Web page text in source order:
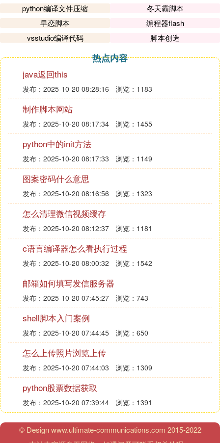
python编译文件压缩
冬天霸脚本
早恋脚本
编程器flash
vsstudio编译代码
脚本创造
热点内容
java返回this
发布：2025-10-20 08:28:16 浏览：1183
制作脚本网站
发布：2025-10-20 08:17:34 浏览：1455
python中的init方法
发布：2025-10-20 08:17:33 浏览：1149
图案密码什么意思
发布：2025-10-20 08:16:56 浏览：1323
怎么清理微信视频缓存
发布：2025-10-20 08:12:37 浏览：1181
c语言编译器怎么看执行过程
发布：2025-10-20 08:00:32 浏览：1542
邮箱如何填写发信服务器
发布：2025-10-20 07:45:27 浏览：743
shell脚本入门案例
发布：2025-10-20 07:44:45 浏览：650
怎么上传照片浏览上传
发布：2025-10-20 07:44:03 浏览：1309
python股票数据获取
发布：2025-10-20 07:39:44 浏览：1391
© Design www.ultimate-communications.com 2015-2022